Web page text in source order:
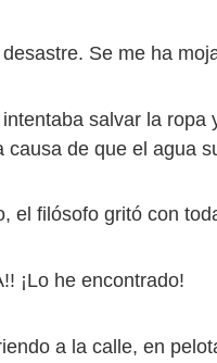
Se me ha
salvar la ropa y
causa de que el agua
gritó con toda
he encontrado!
a la calle, en pelota